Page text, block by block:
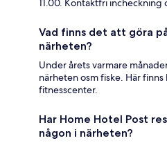
11.00. Kontaktfri
Vad finns det att göra
närheten?
Under årets varmare
närheten osm fiske. Här
fitnesscenter.
Har Home Hotel Post
någon i närheten?